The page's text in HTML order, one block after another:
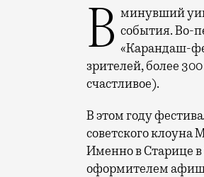
В минувший уикенд маленькая Старица в Тверской области отметила сразу два события. Во-
«Карандаш-
зрителей, более
счастливое).
В этом году
советского
Именно в Старице в
оформителем афиш